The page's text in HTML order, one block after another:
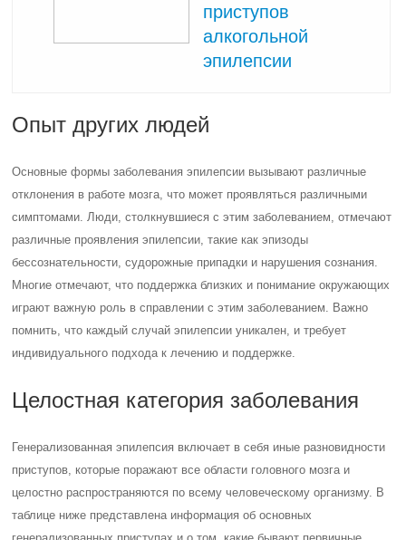
приступов
алкогольной
эпилепсии
Опыт других людей
Основные формы заболевания эпилепсии вызывают различные
отклонения в работе мозга, что может проявляться различными
симптомами. Люди, столкнувшиеся с этим заболеванием, отмечают
различные проявления эпилепсии, такие как эпизоды
бессознательности, судорожные припадки и нарушения сознания.
Многие отмечают, что поддержка близких и понимание окружающих
играют важную роль в справлении с этим заболеванием. Важно
помнить, что каждый случай эпилепсии уникален, и требует
индивидуального подхода к лечению и поддержке.
Целостная категория заболевания
Генерализованная эпилепсия включает в себя иные разновидности
приступов, которые поражают все области головного мозга и
целостно распространяются по всему человеческому организму. В
таблице ниже представлена информация об основных